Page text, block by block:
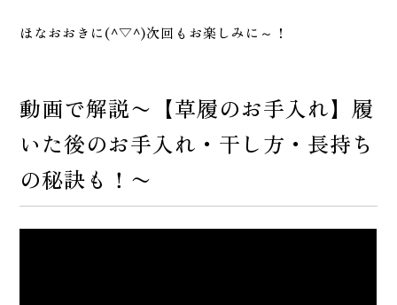
ほなおおきに(^▽^)次回もお楽しみに～！
動画で解説〜【草履のお手入れ】履
いた後のお手入れ・干し方・長持ち
の秘訣も！〜